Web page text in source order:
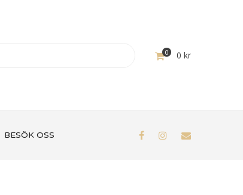
0 0 kr
BESÖK OSS